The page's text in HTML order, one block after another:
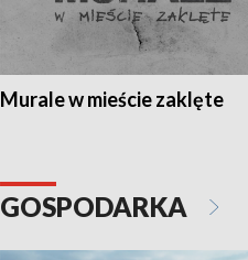
Murale w mieście zaklęte
GOSPODARKA